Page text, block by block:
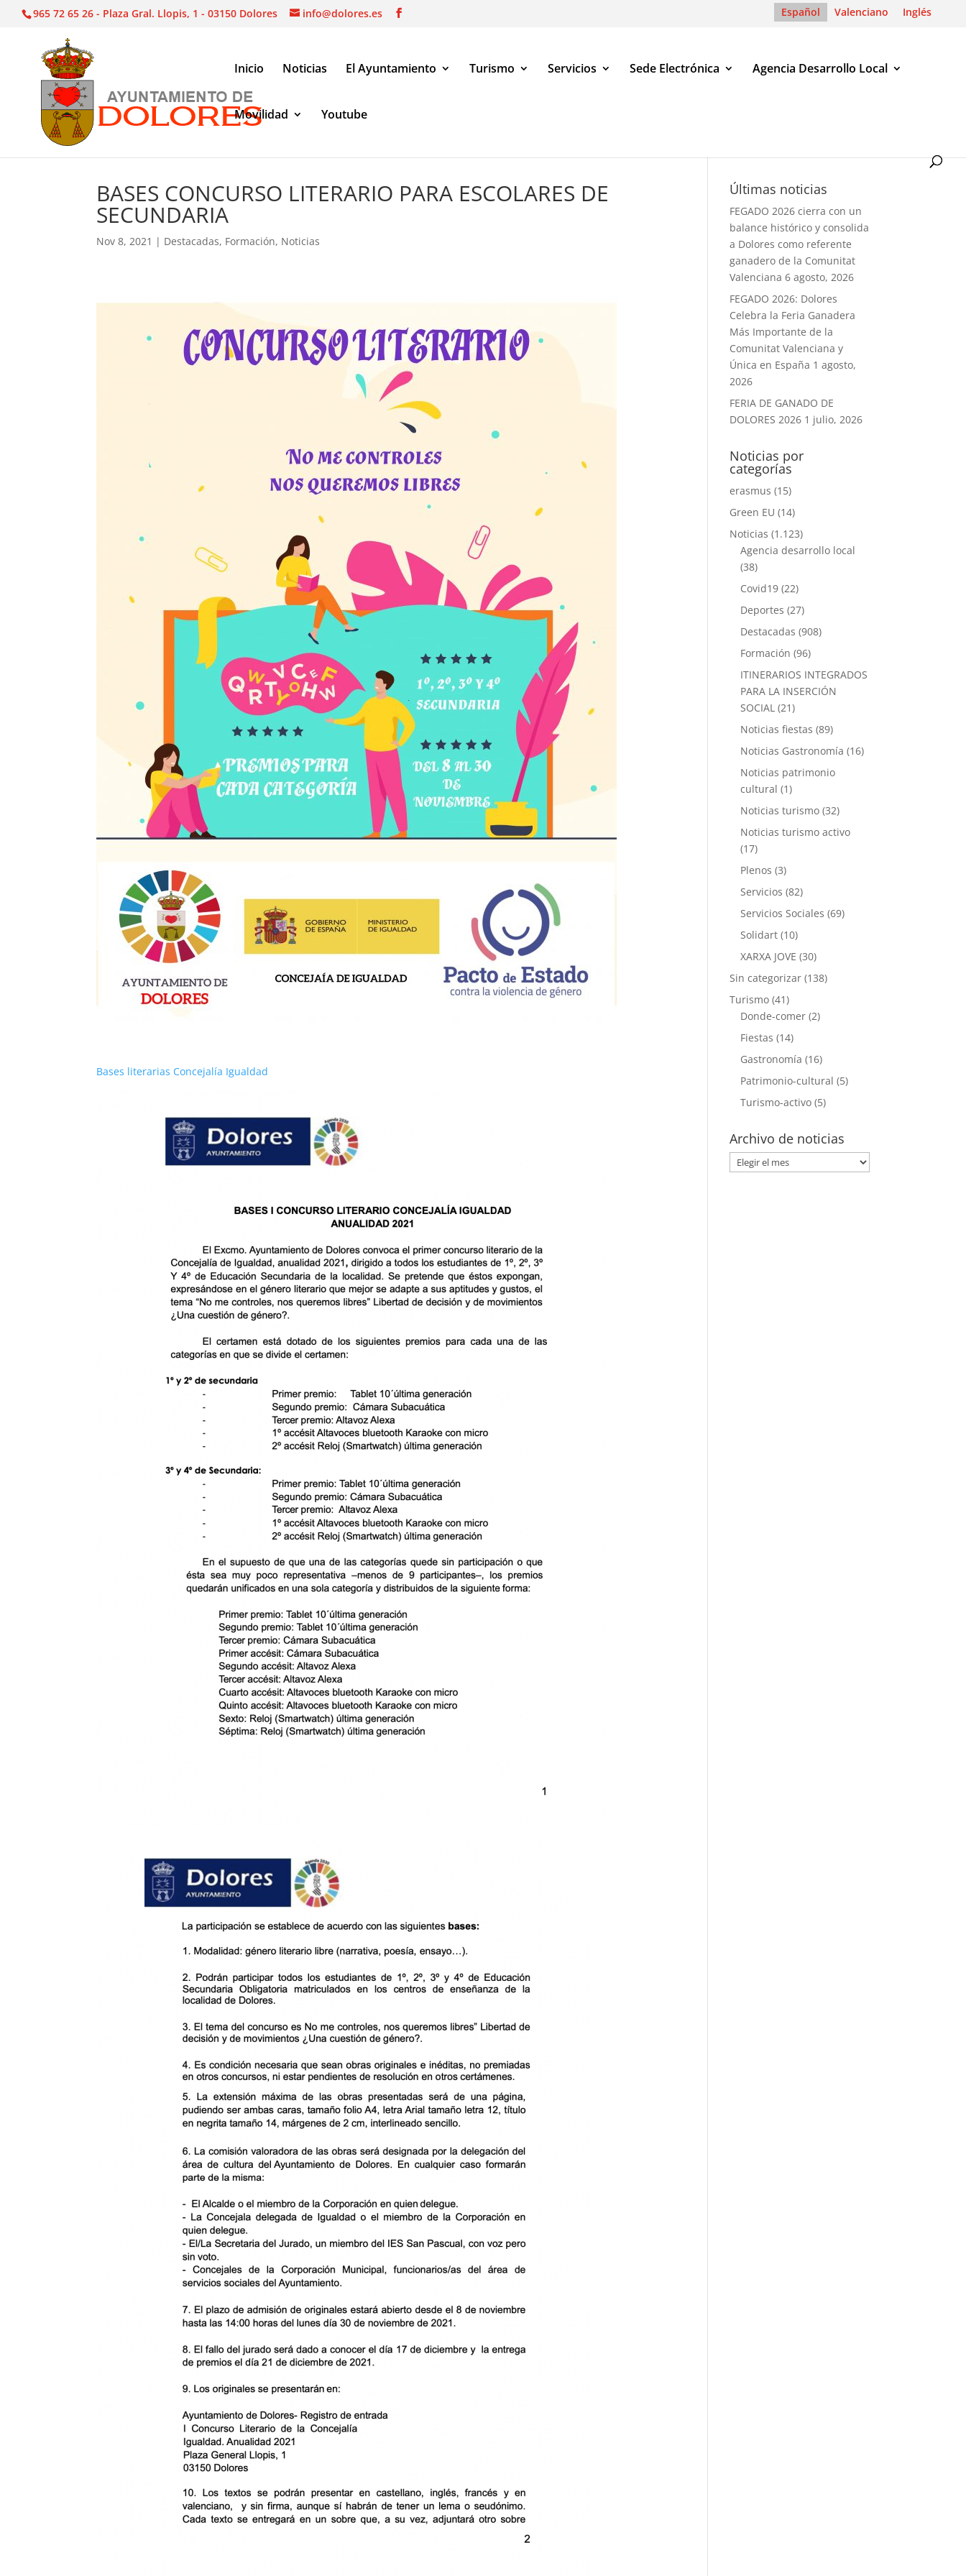
965 72 65 26 - Plaza Gral. Llopis, 1 - 03150 Dolores info@dolores.es Español Valenciano Inglés
Inicio Noticias El Ayuntamiento Turismo Servicios Sede Electrónica Agencia Desarrollo Local
Movilidad Youtube
BASES CONCURSO LITERARIO PARA ESCOLARES DE
SECUNDARIA
Nov 8, 2021 | Destacadas, Formación, Noticias
Bases literarias Concejalía Igualdad
Últimas noticias
FEGADO 2026 cierra con un
balance histórico y consolida
a Dolores como referente
ganadero de la Comunitat
Valenciana 6 agosto, 2026
FEGADO 2026: Dolores
Celebra la Feria Ganadera
Más Importante de la
Comunitat Valenciana y
Única en España 1 agosto,
2026
FERIA DE GANADO DE
DOLORES 2026 1 julio, 2026
Noticias por
categorías
erasmus (15)
Green EU (14)
Noticias (1.123)
Agencia desarrollo local
(38)
Covid19 (22)
Deportes (27)
Destacadas (908)
Formación (96)
ITINERARIOS INTEGRADOS
PARA LA INSERCIÓN
SOCIAL (21)
Noticias fiestas (89)
Noticias Gastronomía (16)
Noticias patrimonio
cultural (1)
Noticias turismo (32)
Noticias turismo activo
(17)
Plenos (3)
Servicios (82)
Servicios Sociales (69)
Solidart (10)
XARXA JOVE (30)
Sin categorizar (138)
Turismo (41)
Donde-comer (2)
Fiestas (14)
Gastronomía (16)
Patrimonio-cultural (5)
Turismo-activo (5)
Archivo de noticias
Archivo
de